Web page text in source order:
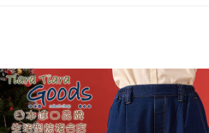
結帳頁面，進行簡訊認證並確認金額後，即可完成結
２．訂單成立數日內，您將收到繳費通知簡訊。
３．收到繳費通知簡訊後14天內，點擊此簡訊中的
ATM／網路銀行／等多元方式進行付款，方視為交易
※ 請注意：結帳手續完成當下不需立刻繳費，但若您
付款後全家取貨
每筆NT$60，滿NT$1,800(含以上)免運費
7-11取貨付款